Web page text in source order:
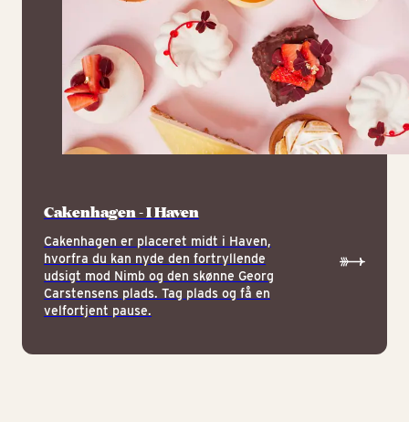
Cakenhagen - I Haven
Cakenhagen er placeret midt i Haven,
hvorfra du kan nyde den fortryllende
udsigt mod Nimb og den skønne Georg
Carstensens plads. Tag plads og få en
velfortjent pause.